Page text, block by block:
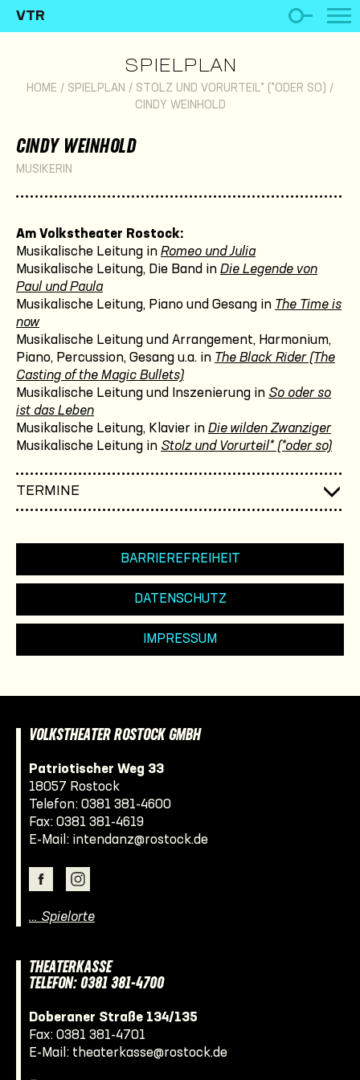
VTR
SPIELPLAN
HOME / SPIELPLAN / STOLZ UND VORURTEIL* (*ODER SO)
/
CINDY WEINHOLD
CINDY WEINHOLD
MUSIKERIN
Am Volkstheater Rostock:
Musikalische Leitung in Romeo und Julia
Musikalische Leitung, Die Band in Die Legende von
Paul und Paula
Musikalische Leitung, Piano und Gesang in The Time is
now
Musikalische Leitung und Arrangement, Harmonium,
Piano, Percussion, Gesang u.a. in The Black Rider (The
Casting of the Magic Bullets)
Musikalische Leitung und Inszenierung in So oder so
ist das Leben
Musikalische Leitung, Klavier in Die wilden Zwanziger
Musikalische Leitung in Stolz und Vorurteil* (*oder so)
TERMINE
BARRIEREFREIHEIT
DATENSCHUTZ
IMPRESSUM
VOLKSTHEATER ROSTOCK GMBH
Patriotischer Weg 33
18057 Rostock
Telefon: 0381 381-4600
Fax: 0381 381-4619
E-Mail: intendanz@rostock.de
… Spielorte
THEATERKASSE
TELEFON: 0381 381-4700
Doberaner Straße 134/135
Fax: 0381 381-4701
E-Mail: theaterkasse@rostock.de